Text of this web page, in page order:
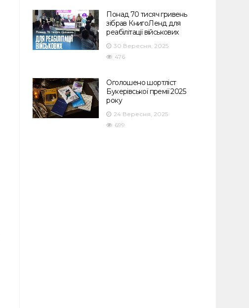
Понад 70 тисяч гривень
зібрав КнигоЛенд для
реабілітації військових
30 Вересня, 2025
476
Оголошено шортліст
Букерівської премії 2025
року
24 Вересня, 2025
699